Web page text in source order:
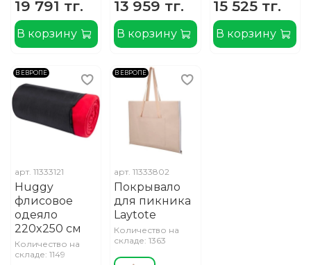
19 791 тг.
В корзину
13 959 тг.
В корзину
15 525 тг.
В корзину
В ЕВРОПЕ
арт. 11333121
Huggy
флисовое
одеяло
220x250 см
Количество на
складе: 1149
В ЕВРОПЕ
арт.11333802
Покрывало
для пикника
Laytote
Количество на
складе: 1363